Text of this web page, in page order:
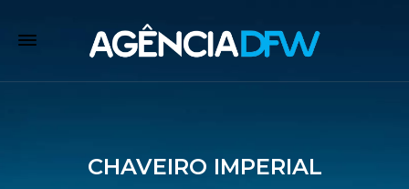
CHAVEIRO IMPERIAL